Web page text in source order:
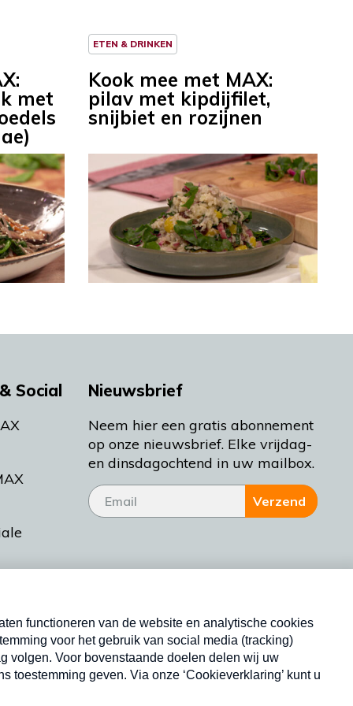
met
ETEN & DRINKEN
Kook mee met MAX:
pilav met kipdijfilet,
snijbiet en rozijnen
Social
Bakt
Nieuwsbrief
Neem hier een gratis abonnement
op onze nieuwsbrief. Elke vrijdag-
en dinsdagochtend in uw mailbox.
Verzend
Nieuwsbrief
Neem hier een gratis abonnement op onze